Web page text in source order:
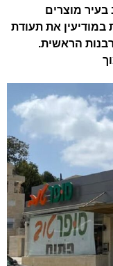
בעיר מוצרים
את תעודת
הראשית.